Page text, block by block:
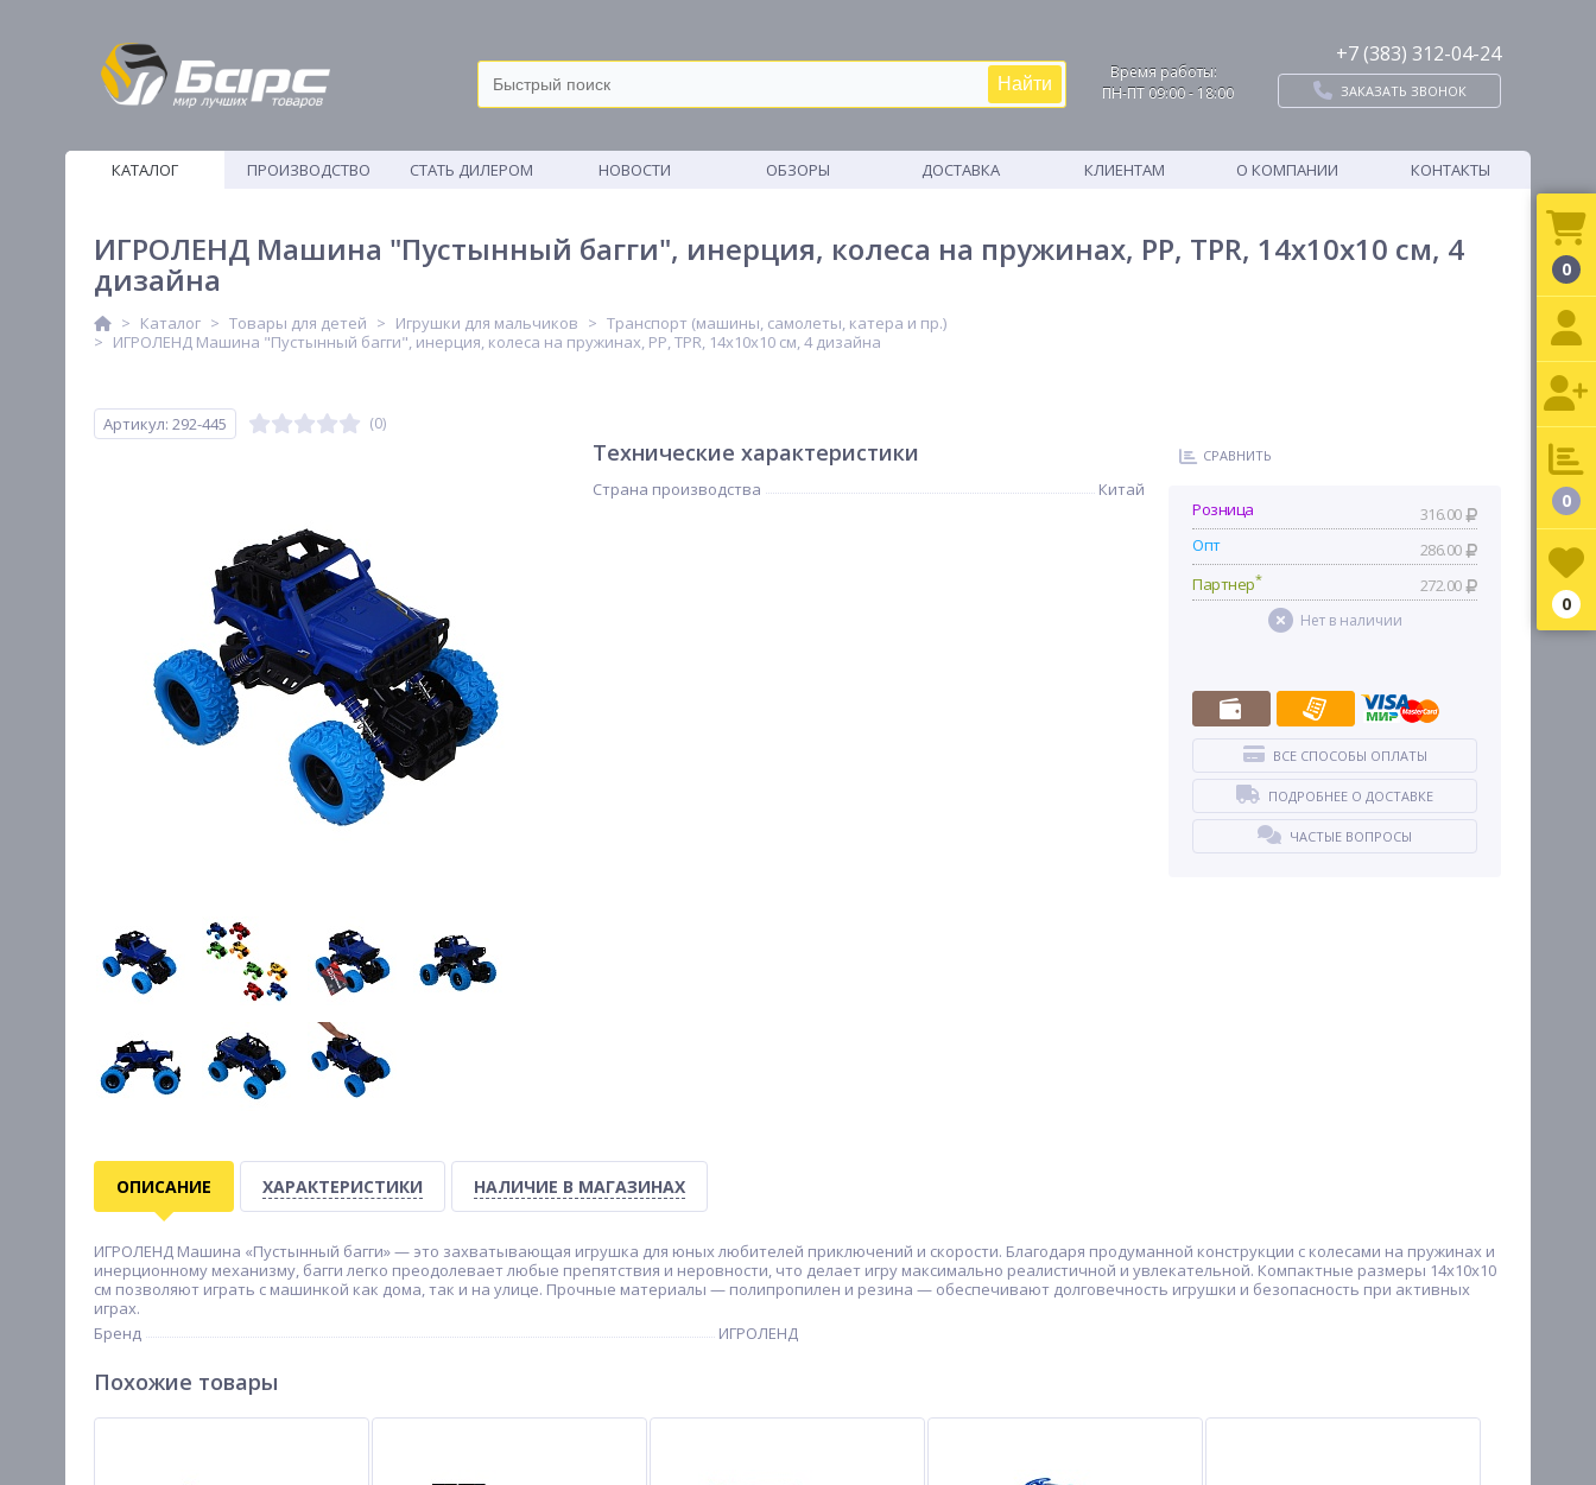
Найти
Время работы:
ПН-ПТ 09:00 - 18:00
+7 (383) 312-04-24
ЗАКАЗАТЬ ЗВОНОК
КАТАЛОГ
ПРОИЗВОДСТВО
СТАТЬ ДИЛЕРОМ НОВОСТИ ОБЗОРЫ ДОСТАВКА КЛИЕНТАМ О КОМПАНИИ КОНТАКТЫ
ИГРОЛЕНД Машина "Пустынный багги", инерция, колеса на пружинах, PP, TPR, 14х10х10 см, 4
дизайна
Каталог Товары для детей Игрушки для мальчиков
Транспорт (машины, самолеты, катера и пр.)
ИГРОЛЕНД Машина "Пустынный багги", инерция, колеса на пружинах, PP, TPR, 14х10х10 см, 4 дизайна
Артикул: 292-445 (0)
Технические характеристики
Страна производства Китай
СРАВНИТЬ
Розница
316.00
Опт
286.00
Партнер* 272.00
Нет в наличии
ВСЕ СПОСОБЫ ОПЛАТЫ
ПОДРОБНЕЕ О ДОСТАВКЕ
ЧАСТЫЕ ВОПРОСЫ
ОПИСАНИЕ ХАРАКТЕРИСТИКИ НАЛИЧИЕ В МАГАЗИНАХ
ИГРОЛЕНД Машина «Пустынный багги» — это захватывающая игрушка для юных любителей приключений и скорости. Благодаря продуманной конструкции с колесами на пружинах и
инерционному механизму, багги легко преодолевает любые препятствия и неровности, что делает игру максимально реалистичной и увлекательной. Компактные размеры 14х10х10
см позволяют играть с машинкой как дома, так и на улице. Прочные материалы — полипропилен и резина — обеспечивают долговечность игрушки и безопасность при активных
играх.
Бренд
ИГРОЛЕНД
Похожие товары
0
0
0